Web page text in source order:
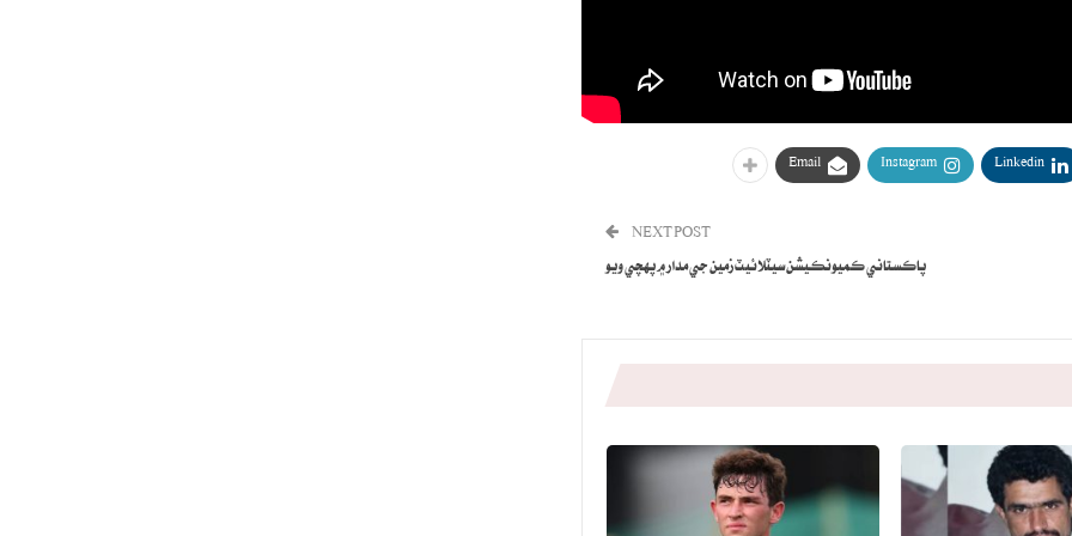
Linkedin
Instagram
Email
NEXT POST
پاڪستاني ڪميونڪيشن سيٽلائيٽ زمين جي مدار ۾ پهچي ويو